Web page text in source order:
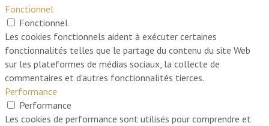
Fonctionnel
Fonctionnel
Les cookies fonctionnels aident à exécuter certaines
fonctionnalités telles que le partage du contenu du site Web
sur les plateformes de médias sociaux, la collecte de
commentaires et d'autres fonctionnalités tierces.
Performance
Performance
Les cookies de performance sont utilisés pour comprendre et